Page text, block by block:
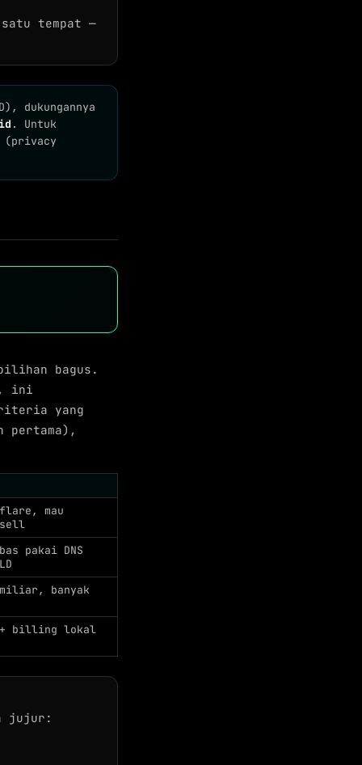
tempat —
dukungannya
. Untuk
(privacy
bagus.
ini
yang
pertama),
mau
pakai DNS
banyak
+ billing lokal
jujur: